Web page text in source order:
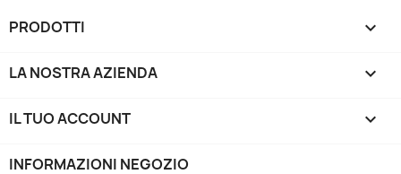
PRODOTTI 
LA NOSTRA AZIENDA 
IL TUO ACCOUNT 
INFORMAZIONI NEGOZIO